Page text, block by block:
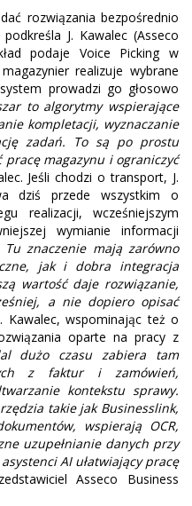
rozwiązania bezpośrednio
J. Kawalec (Asseco
podaje Voice Picking w
realizuje wybrane
prowadzi go głosowo
to algorytmy wspierające
kompletacji, wyznaczanie
zadań. To są po prostu
magazynu i ograniczyć
Jeśli chodzi o transport, J.
dziś przede wszystkim o
realizacji, wcześniejszym
wymianie informacji
Tu znaczenie mają zarówno
jak i dobra integracja
wartość daje rozwiązanie,
a nie dopiero opisać
Kawalec, wspominając też o
oparte na pracy z
dużo czasu zabiera tam
z faktur i zamówień,
kontekstu sprawy.
takie jak Businesslink,
wspierają OCR,
uzupełnianie danych przy
AI ułatwiający pracę
Asseco Business